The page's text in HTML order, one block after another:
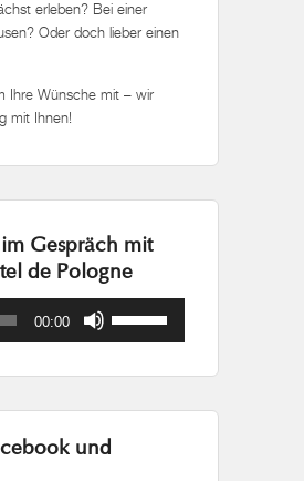
erleben? Bei einer
Oder doch lieber einen
Ihre Wünsche mit – wir
mit Ihnen!
Gespräch mit
de Pologne
00:00
um
und